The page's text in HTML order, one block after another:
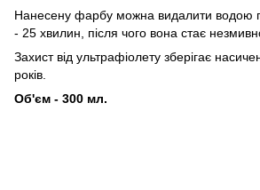
Нанесену фарбу можна видалити водою
- 25 хвилин, після чого вона стає
Захист від ультрафіолету зберігає
років.
Об'єм - 300 мл.